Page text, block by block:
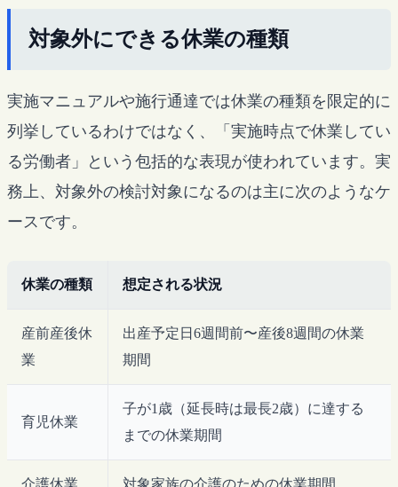
対象外にできる休業の種類
実施マニュアルや施行通達では休業の種類を限定的に
列挙しているわけではなく、「実施時点で休業してい
る労働者」という包括的な表現が使われています。実
務上、対象外の検討対象になるのは主に次のようなケ
ースです。
休業の種類 想定される状況
産前産後休
業
出産予定日6週間前〜産後8週間の休業
期間
育児休業
子が1歳（延長時は最長2歳）に達する
までの休業期間